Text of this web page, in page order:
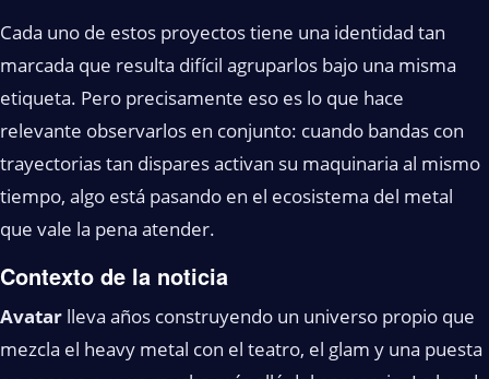
Cada uno de estos proyectos tiene una identidad tan
marcada que resulta difícil agruparlos bajo una misma
etiqueta. Pero precisamente eso es lo que hace
relevante observarlos en conjunto: cuando bandas con
trayectorias tan dispares activan su maquinaria al mismo
tiempo, algo está pasando en el ecosistema del metal
que vale la pena atender.
Contexto de la noticia
Avatar lleva años construyendo un universo propio que
mezcla el heavy metal con el teatro, el glam y una puesta